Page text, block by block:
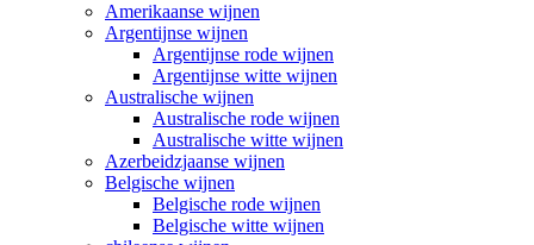
Amerikaanse wijnen
Argentijnse wijnen
Argentijnse rode wijnen
Argentijnse witte wijnen
Australische wijnen
Australische rode wijnen
Australische witte wijnen
Azerbeidzjaanse wijnen
Belgische wijnen
Belgische rode wijnen
Belgische witte wijnen